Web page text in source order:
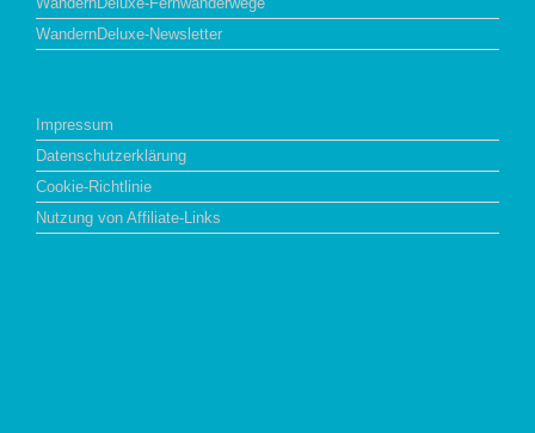
WandernDeluxe-Newsletter
Impressum
Datenschutzerklärung
Cookie-Richtlinie
Nutzung von Affiliate-Links